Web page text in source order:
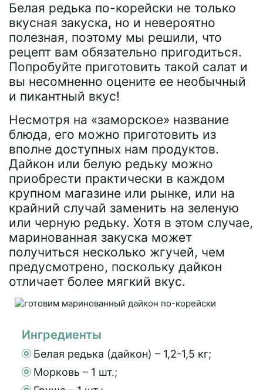
Белая редька по-корейски не только
вкусная закуска, но и невероятно
полезная, поэтому мы решили, что
рецепт вам обязательно пригодиться.
Попробуйте приготовить такой салат и
вы несомненно оцените ее необычный
и пикантный вкус!
Несмотря на «заморское» название
блюда, его можно приготовить из
вполне доступных нам продуктов.
Дайкон или белую редьку можно
приобрести практически в каждом
крупном магазине или рынке, или на
крайний случай заменить на зеленую
или черную редьку. Хотя в этом случае,
маринованная закуска может
получиться несколько жгучей, чем
предусмотрено, поскольку дайкон
отличает более мягкий вкус.
Ингредиенты
Белая редька (дайкон) – 1,2-1,5 кг;
Морковь – 1 шт.;